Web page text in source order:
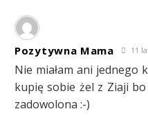
Pozytywna Mama 11
Nie miałam ani jednego
kupię sobie żel z Ziaji
zadowolona :-)